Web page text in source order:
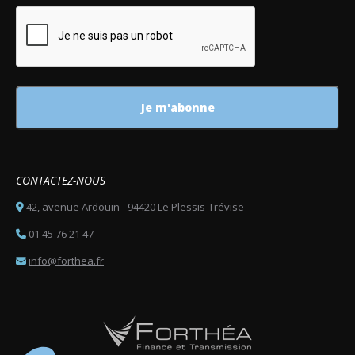
CONTACTEZ-NOUS
42, avenue Ardouin - 94420 Le Plessis-Trévise
01 45 76 21 47
info@forthea.fr